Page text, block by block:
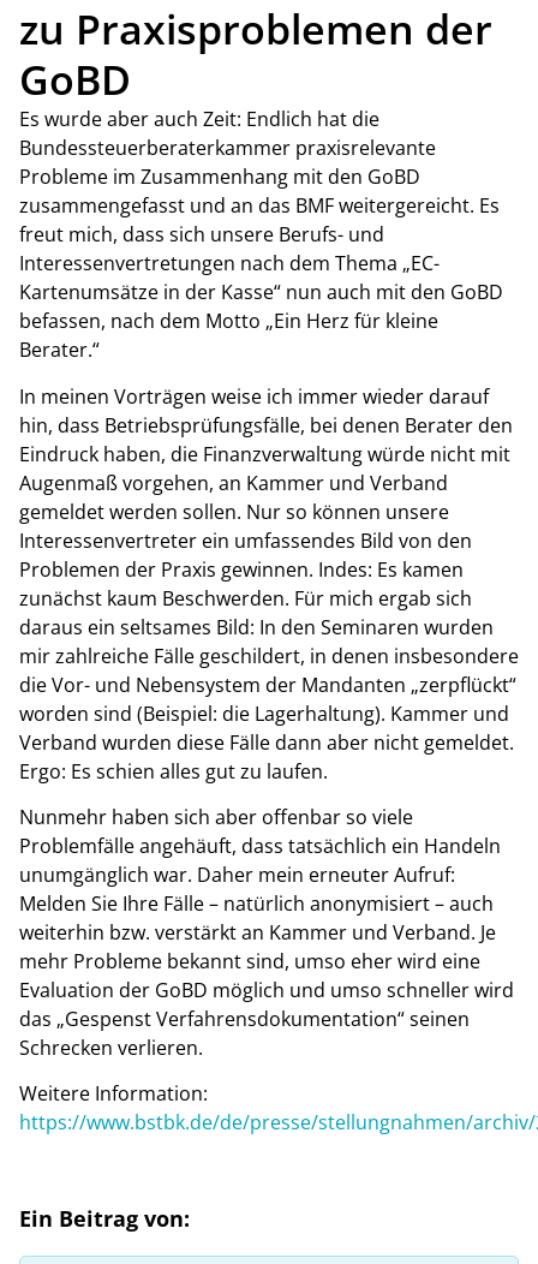
zu Praxisproblemen der
GoBD
Es wurde aber auch Zeit: Endlich hat die
Bundessteuerberaterkammer praxisrelevante
Probleme im Zusammenhang mit den GoBD
zusammengefasst und an das BMF weitergereicht. Es
freut mich, dass sich unsere Berufs- und
Interessenvertretungen nach dem Thema „EC-
Kartenumsätze in der Kasse“ nun auch mit den GoBD
befassen, nach dem Motto „Ein Herz für kleine
Berater.“
In meinen Vorträgen weise ich immer wieder darauf
hin, dass Betriebsprüfungsfälle, bei denen Berater den
Eindruck haben, die Finanzverwaltung würde nicht mit
Augenmaß vorgehen, an Kammer und Verband
gemeldet werden sollen. Nur so können unsere
Interessenvertreter ein umfassendes Bild von den
Problemen der Praxis gewinnen. Indes: Es kamen
zunächst kaum Beschwerden. Für mich ergab sich
daraus ein seltsames Bild: In den Seminaren wurden
mir zahlreiche Fälle geschildert, in denen insbesondere
die Vor- und Nebensystem der Mandanten „zerpflückt“
worden sind (Beispiel: die Lagerhaltung). Kammer und
Verband wurden diese Fälle dann aber nicht gemeldet.
Ergo: Es schien alles gut zu laufen.
Nunmehr haben sich aber offenbar so viele
Problemfälle angehäuft, dass tatsächlich ein Handeln
unumgänglich war. Daher mein erneuter Aufruf:
Melden Sie Ihre Fälle – natürlich anonymisiert – auch
weiterhin bzw. verstärkt an Kammer und Verband. Je
mehr Probleme bekannt sind, umso eher wird eine
Evaluation der GoBD möglich und umso schneller wird
das „Gespenst Verfahrensdokumentation“ seinen
Schrecken verlieren.
Weitere Information:
https://www.bstbk.de/de/presse/stellungnahmen/
Ein Beitrag von: